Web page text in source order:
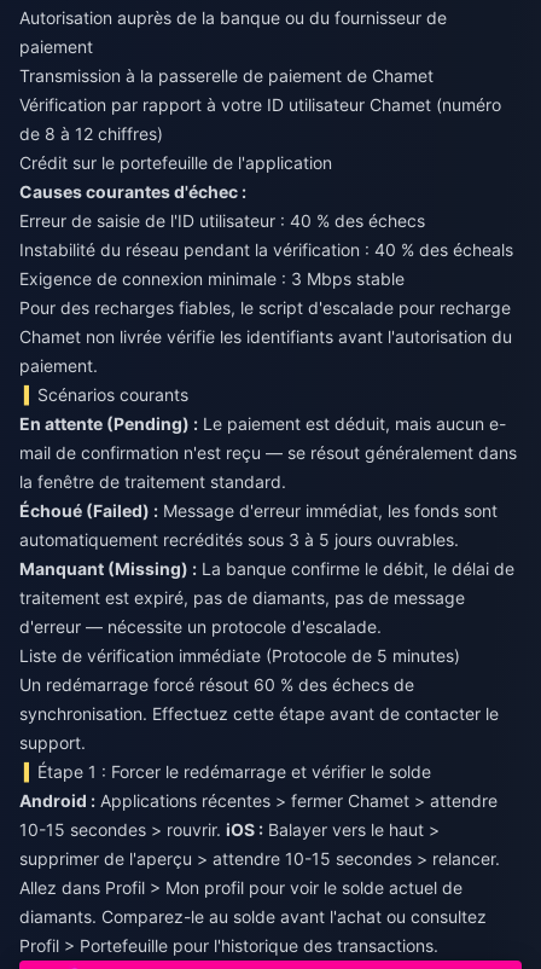
Autorisation auprès de la banque ou du fournisseur de
paiement
Transmission à la passerelle de paiement de Chamet
Vérification par rapport à votre ID utilisateur Chamet (numéro
de 8 à 12 chiffres)
Crédit sur le portefeuille de l'application
Causes courantes d'échec :
Erreur de saisie de l'ID utilisateur : 40 % des échecs
Instabilité du réseau pendant la vérification : 40 % des écheals
Exigence de connexion minimale : 3 Mbps stable
Pour des recharges fiables, le script d'escalade pour recharge
Chamet non livrée vérifie les identifiants avant l'autorisation du
paiement.
Scénarios courants
En attente (Pending) : Le paiement est déduit, mais aucun e-
mail de confirmation n'est reçu — se résout généralement dans
la fenêtre de traitement standard.
Échoué (Failed) : Message d'erreur immédiat, les fonds sont
automatiquement recrédités sous 3 à 5 jours ouvrables.
Manquant (Missing) : La banque confirme le débit, le délai de
traitement est expiré, pas de diamants, pas de message
d'erreur — nécessite un protocole d'escalade.
Liste de vérification immédiate (Protocole de 5 minutes)
Un redémarrage forcé résout 60 % des échecs de
synchronisation. Effectuez cette étape avant de contacter le
support.
Étape 1 : Forcer le redémarrage et vérifier le solde
Android : Applications récentes > fermer Chamet > attendre
10-15 secondes > rouvrir. iOS : Balayer vers le haut >
supprimer de l'aperçu > attendre 10-15 secondes > relancer.
Allez dans Profil > Mon profil pour voir le solde actuel de
diamants. Comparez-le au solde avant l'achat ou consultez
Profil > Portefeuille pour l'historique des transactions.